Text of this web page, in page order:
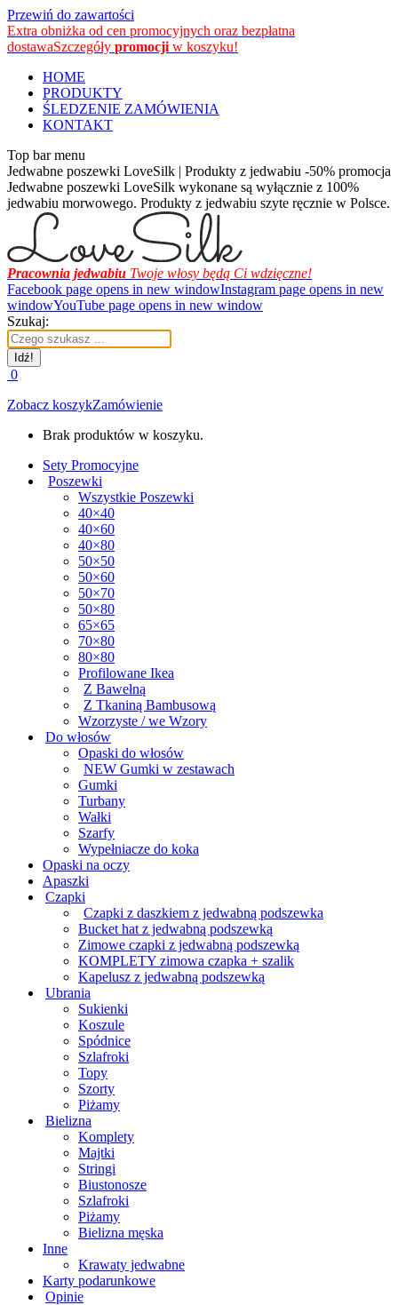
Przewiń do zawartości
Extra obniżka od cen promocyjnych oraz bezpłatna
dostawaSzczegóły promocji w koszyku!
HOME
PRODUKTY
ŚLEDZENIE ZAMÓWIENIA
KONTAKT
Top bar menu
Jedwabne poszewki LoveSilk | Produkty z jedwabiu -50% promocja
Jedwabne poszewki LoveSilk wykonane są wyłącznie z 100%
jedwabiu morwowego. Produkty z jedwabiu szyte ręcznie w Polsce.
Pracownia jedwabiu Twoje włosy będą Ci wdzięczne!
Facebook page opens in new windowInstagram page opens in new
windowYouTube page opens in new window
Szukaj:
0
Zobacz koszykZamówienie
Brak produktów w koszyku.
Sety Promocyjne
Poszewki
Wszystkie Poszewki
40×40
40×60
40×80
50×50
50×60
50×70
50×80
65×65
70×80
80×80
Profilowane Ikea
Z Bawełną
Z Tkaniną Bambusową
Wzorzyste / we Wzory
Do włosów
Opaski do włosów
NEW Gumki w zestawach
Gumki
Turbany
Wałki
Szarfy
Wypełniacze do koka
Opaski na oczy
Apaszki
Czapki
Czapki z daszkiem z jedwabną podszewka
Bucket hat z jedwabną podszewką
Zimowe czapki z jedwabną podszewką
KOMPLETY zimowa czapka + szalik
Kapelusz z jedwabną podszewką
Ubrania
Sukienki
Koszule
Spódnice
Szlafroki
Topy
Szorty
Piżamy
Bielizna
Komplety
Majtki
Stringi
Biustonosze
Szlafroki
Piżamy
Bielizna męska
Inne
Krawaty jedwabne
Karty podarunkowe
Opinie